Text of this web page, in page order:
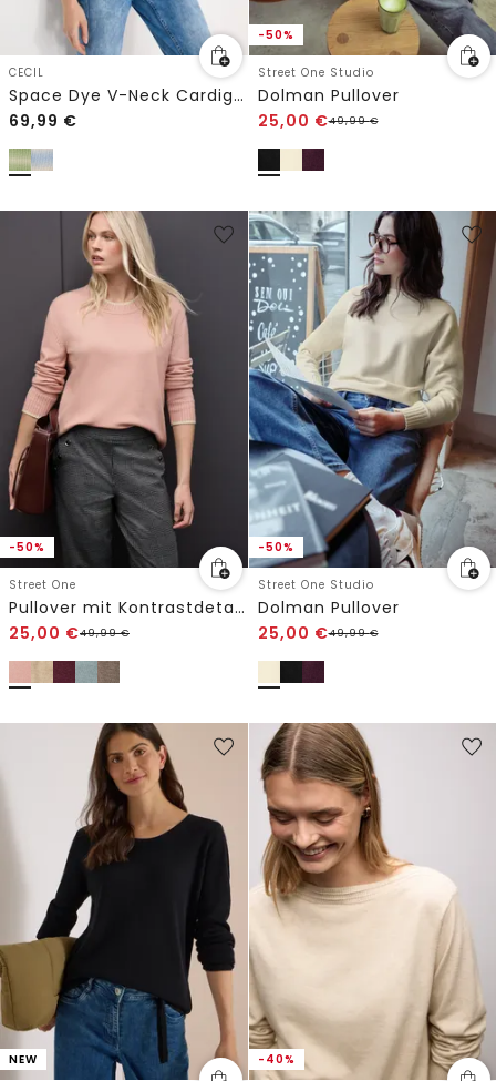
CECIL
Space Dye V-Neck Cardigan
69,99 €
-50%
Street One Studio
Dolman Pullover
25,00 €49,99€
-50%
Street One
Pullover mit Kontrastdetails
25,00 €49,99€
-50%
Street One Studio
Dolman Pullover
25,00 €49,99€
NEW -40%